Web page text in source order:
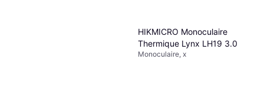
HIKMICRO Monoculaire
Thermique Lynx LH19 3.0
Monoculaire, x